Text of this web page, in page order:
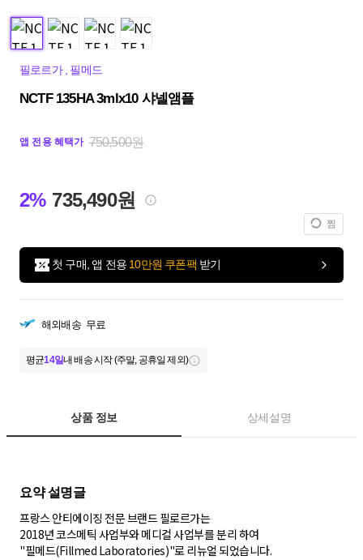
필로르가 필메드
NCTF 135HA 3mlx10 샤넬앰플
앱 전용 혜택가 750,500원
2% 735,490원
찜
첫 구매, 앱 전용 10만원 쿠폰팩 받기
해외배송 무료
평균14일내 배송 시작 (주말, 공휴일 제외)
상품 정보 상세설명
요약 설명글
프랑스 안티에이징 전문 브랜드 필로르가는
2018년 코스메틱 사업부와 메디컬 사업부를 분리 하여
"필메드(Fillmed Laboratories)"로 리뉴얼 되었습니다.